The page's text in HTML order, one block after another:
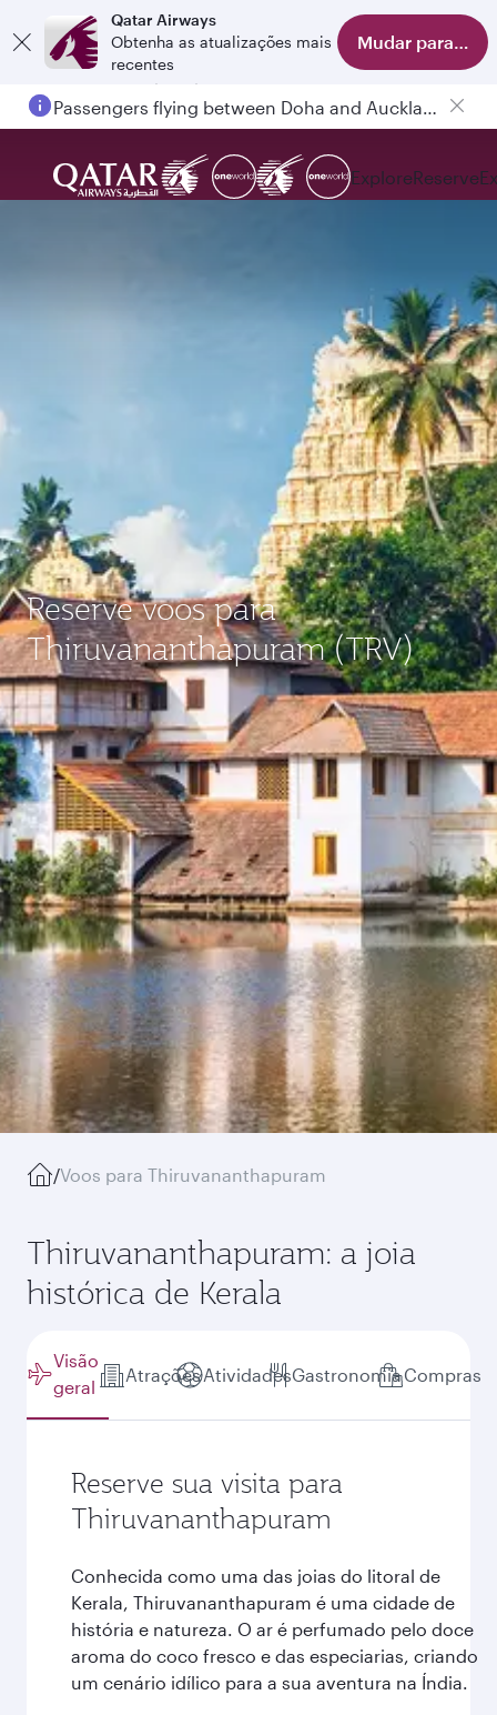
Qatar Airways
Obtenha as atualizações mais
recentes
Mudar para o
ExploreReserve
Reserve voos para
Thiruvananthapuram (TRV)
/Voos para Thiruvananthapuram
Thiruvananthapuram: a joia
histórica de Kerala
Visão
geral
AtraçõesAtividadesGastronomiaCompras
Reserve sua visita para
Thiruvananthapuram
Conhecida como uma das joias do litoral de
Kerala, Thiruvananthapuram é uma cidade de
história e natureza. O ar é perfumado pelo doce
aroma do coco fresco e das especiarias, criando
um cenário idílico para a sua aventura na Índia.